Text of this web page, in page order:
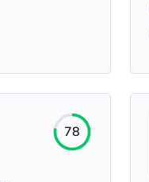
78